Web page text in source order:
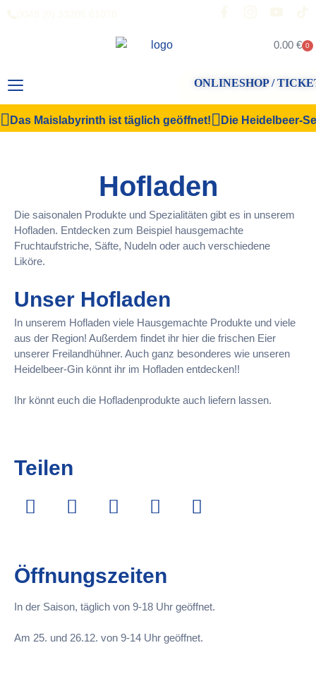
0.00 € 0
ONLINESHOP /
Das Maislabyrinth ist täglich geöffnet! Die Heidelbeer-
Hofladen
Die saisonalen Produkte und Spezialitäten gibt es in unserem
Hofladen. Entdecken zum Beispiel hausgemachte
Fruchtaufstriche, Säfte, Nudeln oder auch verschiedene
Liköre.
Unser Hofladen
In unserem Hofladen viele Hausgemachte Produkte und viele
aus der Region! Außerdem findet ihr hier die frischen Eier
unserer Freilandhühner. Auch ganz besonderes wie unseren
Heidelbeer-Gin könnt ihr im Hofladen entdecken!!
Ihr könnt euch die Hofladenprodukte auch liefern lassen.
Teilen
Öffnungszeiten
In der Saison, täglich von 9-18 Uhr geöffnet.
Am 25. und 26.12. von 9-14 Uhr geöffnet.